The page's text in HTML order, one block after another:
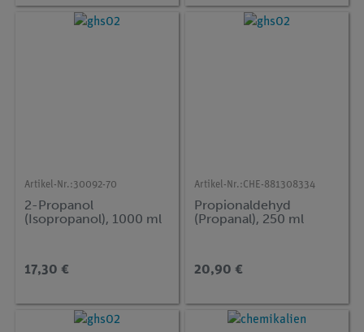
Artikel-Nr.:30092-70
2-Propanol
(Isopropanol), 1000 ml
17,30 €
Artikel-Nr.:CHE-881308334
Propionaldehyd
(Propanal), 250 ml
20,90 €